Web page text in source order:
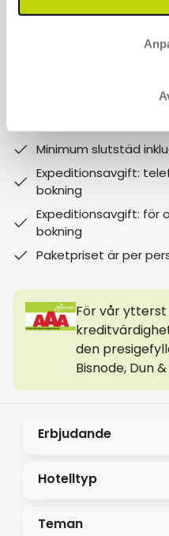
Varför boka med Risskov
Minimum slutstäd
Expeditionsavgift:
bokning
Expeditionsavgift: för
bokning
Paketpriset är per
Follow us on social media
För vår ytterst
den
Bisnode, Dun
Erbjudande
Hotelltyp
Teman